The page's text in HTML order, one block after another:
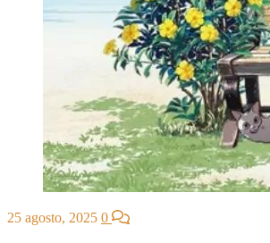
25 agosto, 2025 0